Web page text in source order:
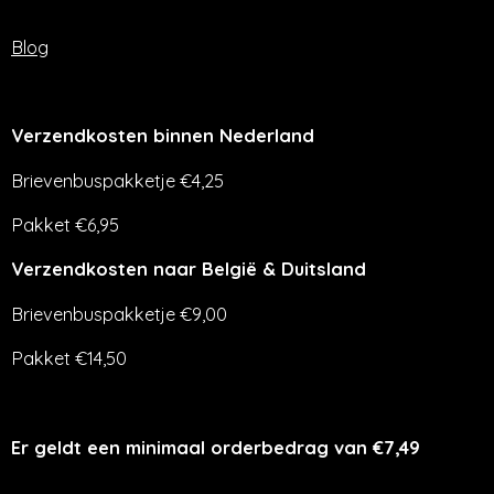
Blog
Verzendkosten binnen Nederland
Brievenbuspakketje €4,25
Pakket €6,95
Verzendkosten naar België & Duitsland
Brievenbuspakketje €9,00
Pakket €14,50
Er geldt een minimaal orderbedrag van €7,49